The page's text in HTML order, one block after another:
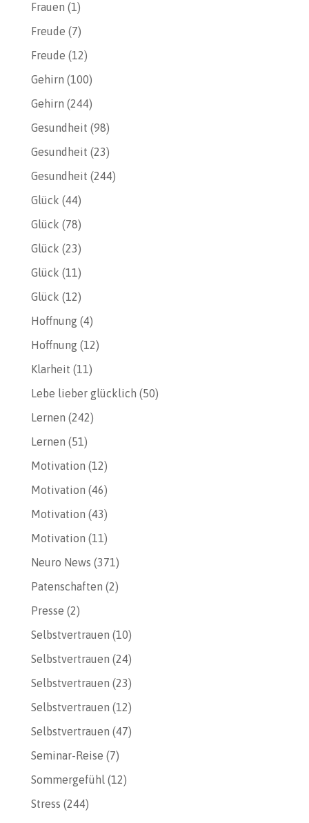
Frauen (1)
Freude (7)
Freude (12)
Gehirn (100)
Gehirn (244)
Gesundheit (98)
Gesundheit (23)
Gesundheit (244)
Glück (44)
Glück (78)
Glück (23)
Glück (11)
Glück (12)
Hoffnung(4)
Hoffnung(12)
Klarheit (11)
Lebe lieber glücklich (50)
Lernen (242)
Lernen (51)
Motivation (12)
Motivation (46)
Motivation (43)
Motivation (11)
Neuro News (371)
Patenschaften (2)
Presse (2)
Selbstvertrauen (10)
Selbstvertrauen (24)
Selbstvertrauen (23)
Selbstvertrauen (12)
Selbstvertrauen (47)
Seminar-Reise (7)
Sommergefühl(12)
Stress (244)